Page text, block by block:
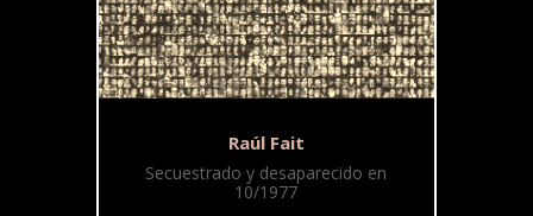
Raúl Fait
Secuestrado y desaparecido en
10/1977